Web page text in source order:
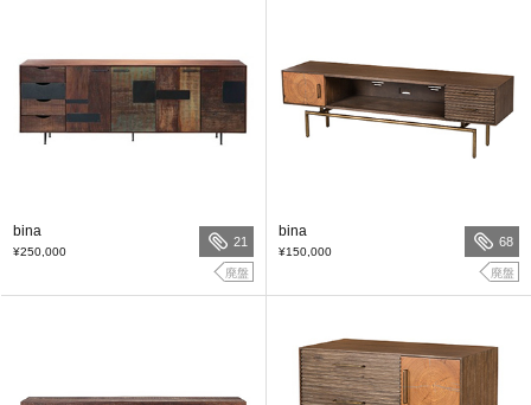
bina
¥250,000
21
廃盤
bina
¥150,000
68
廃盤